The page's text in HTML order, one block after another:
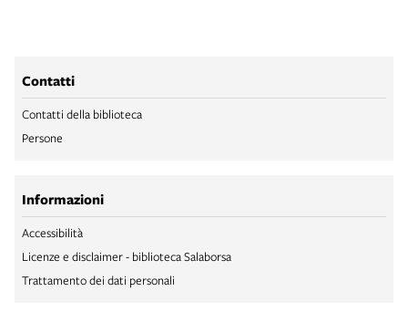
Contatti
Contatti della biblioteca
Persone
Informazioni
Accessibilità
Licenze e disclaimer - biblioteca Salaborsa
Trattamento dei dati personali